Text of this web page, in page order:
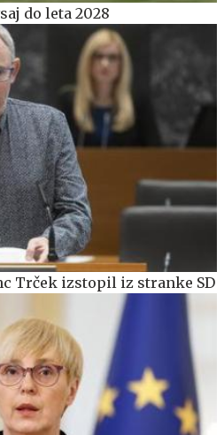
do leta 2028
Trček izstopil iz stranke SD